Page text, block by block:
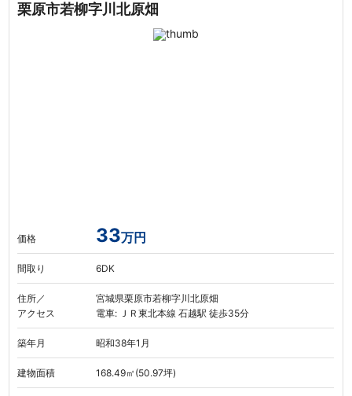
栗原市若柳字川北原畑
価格 33万円
間取り 6DK
住所／
アクセス
宮城県栗原市若柳字川北原畑
電車: ＪＲ東北本線 石越駅 徒歩35分
築年月 昭和38年1月
建物面積 168.49㎡(50.97坪)